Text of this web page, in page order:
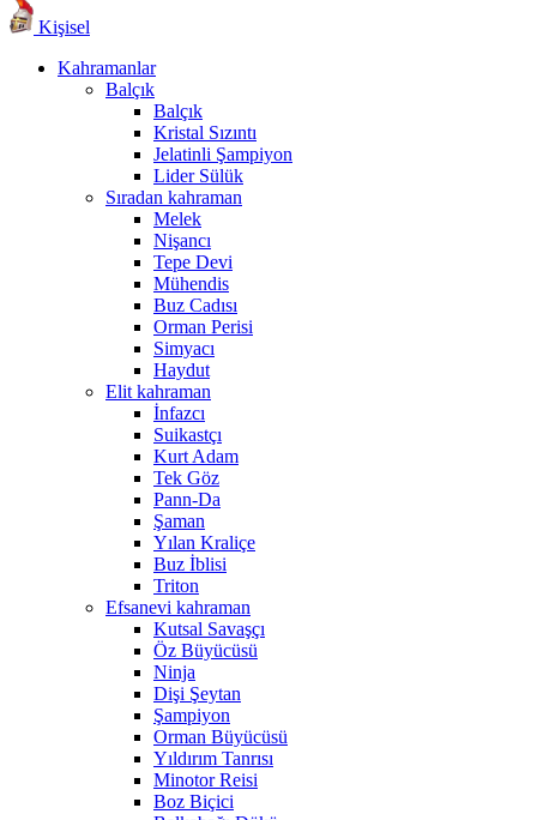
Kişisel
Kahramanlar
Balçık
Balçık
Kristal Sızıntı
Jelatinli Şampiyon
Lider Sülük
Sıradan kahraman
Melek
Nişancı
Tepe Devi
Mühendis
Buz Cadısı
Orman Perisi
Simyacı
Haydut
Elit kahraman
İnfazcı
Suikastçı
Kurt Adam
Tek Göz
Pann-Da
Şaman
Yılan Kraliçe
Buz İblisi
Triton
Efsanevi kahraman
Kutsal Savaşçı
Öz Büyücüsü
Ninja
Dişi Şeytan
Şampiyon
Orman Büyücüsü
Yıldırım Tanrısı
Minotor Reisi
Boz Biçici